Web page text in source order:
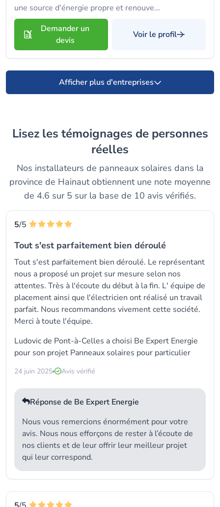
une source d'énergie propre et renouve...
Demander un
devis
Voir le profil
Afficher plus d'entreprises
Lisez les témoignages de personnes
réelles
Nos installateurs de panneaux solaires dans la
province de Hainaut obtiennent une note moyenne
de 4.6 sur 5 sur la base de 10 avis vérifiés.
5/5
Tout s'est parfaitement bien déroulé
Tout s'est parfaitement bien déroulé. Le représentant
nous a proposé un projet sur mesure selon nos
attentes. Très à l'écoute du début à la fin. L' équipe de
placement ainsi que l'électricien ont réalisé un travail
parfait. Nous recommandons vivement cette société.
Merci à toute l'équipe.
Ludovic de Pont-à-Celles a choisi Be Expert Energie
pour son projet Panneaux solaires pour particulier
24 juin 2025 Avis vérifié
Réponse de Be Expert Energie
Nous vous remercions énormément pour votre
avis. Nous nous efforçons de rester à l’écoute de
nos clients et de leur offrir leur meilleur projet
qui leur correspond.